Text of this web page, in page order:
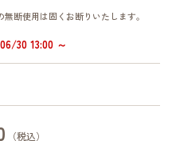
断使用は固くお断りいたします。
30 13:00 ～
（税込）